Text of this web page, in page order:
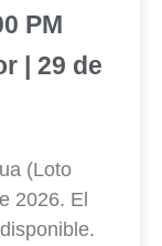
PM
| 29 de
(Loto
2026. El